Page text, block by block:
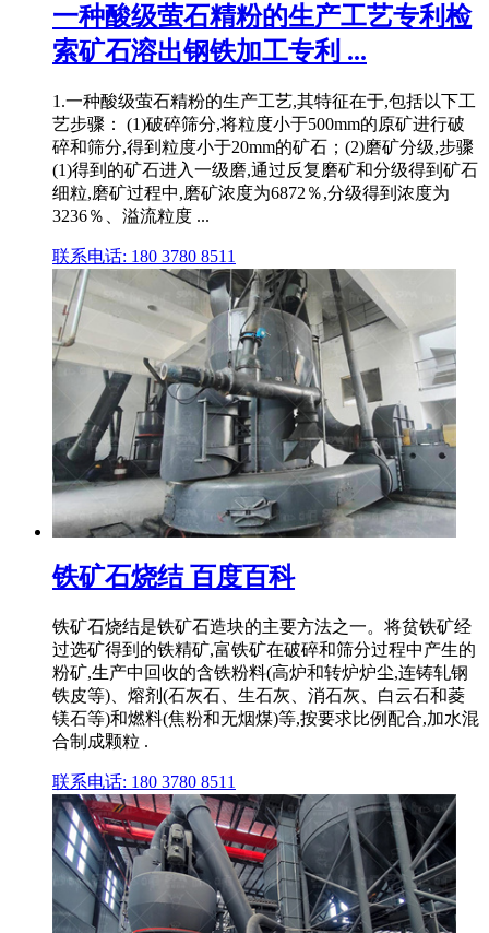
一种酸级萤石精粉的生产工艺专利检
索矿石溶出钢铁加工专利 ...
1.一种酸级萤石精粉的生产工艺,其特征在于,包括以下工
艺步骤： (1)破碎筛分,将粒度小于500mm的原矿进行破
碎和筛分,得到粒度小于20mm的矿石；(2)磨矿分级,步骤
(1)得到的矿石进入一级磨,通过反复磨矿和分级得到矿石
细粒,磨矿过程中,磨矿浓度为6872％,分级得到浓度为
3236％、溢流粒度 ...
联系电话: 180 3780 8511
铁矿石烧结 百度百科
铁矿石烧结是铁矿石造块的主要方法之一。将贫铁矿经
过选矿得到的铁精矿,富铁矿在破碎和筛分过程中产生的
粉矿,生产中回收的含铁粉料(高炉和转炉炉尘,连铸轧钢
铁皮等)、熔剂(石灰石、生石灰、消石灰、白云石和菱
镁石等)和燃料(焦粉和无烟煤)等,按要求比例配合,加水混
合制成颗粒 .
联系电话: 180 3780 8511